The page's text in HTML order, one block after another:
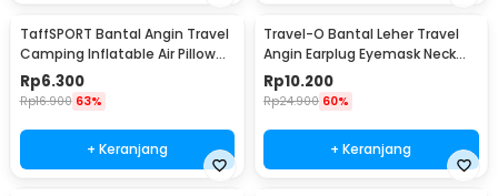
TaffSPORT Bantal Angin Travel
Camping Inflatable Air Pillow
330x220mm - XLZT-15
Rp6.300
Rp16.900 63%
+ Keranjang
Travel-O Bantal Leher Travel
Angin Earplug Eyemask Neck
Pillow - RH20
Rp10.200
Rp24.900 60%
+ Keranjang